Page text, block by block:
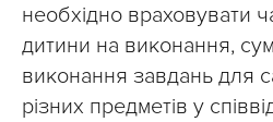
необхідно враховувати
дитини на виконання,
виконання завдань для
різних предметів у